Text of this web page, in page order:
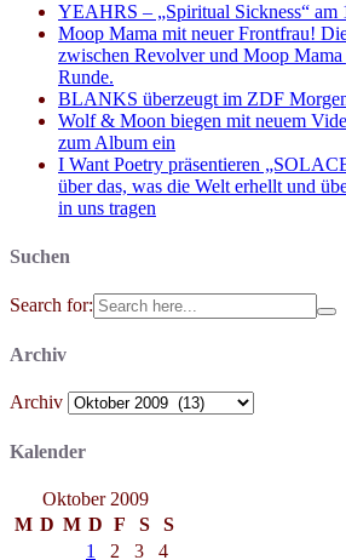
YEAHRS – „Spiritual Sickness“ am
Moop Mama mit neuer Frontfrau!
zwischen Revolver und Moop Mama
Runde.
BLANKS überzeugt im ZDF
Wolf & Moon biegen mit neuem
zum Album ein
I Want Poetry präsentieren
über das, was die Welt erhellt und
in uns tragen
Suchen
Search for:
Archiv
Archiv
Kalender
Oktober 2009
M D M D F S
S
1
2 3 4